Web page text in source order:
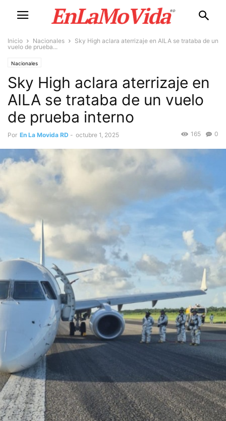
Inicio Nacionales
Sky High aclara aterrizaje en AILA se trataba de un
vuelo de prueba...
Nacionales
Sky High aclara aterrizaje en
AILA se trataba de un vuelo
de prueba interno
Por En La Movida RD - octubre 1, 2025 0
165